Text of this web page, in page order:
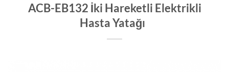
ACB-EB132 İki Hareketli Elektrikli
Hasta Yatağı